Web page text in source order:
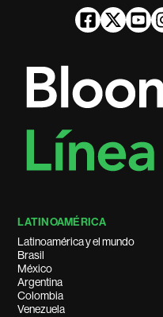
LATINOAMÉRICA
Latinoamérica y el mundo
Brasil
México
Argentina
Colombia
Venezuela